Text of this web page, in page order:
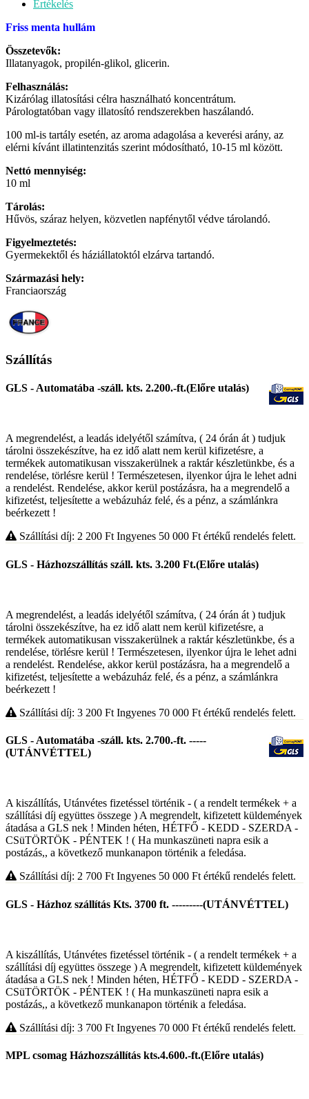
Értékelés
Friss menta hullám
Összetevők:
Illatanyagok, propilén-glikol, glicerin.
Felhasználás:
Kizárólag illatosítási célra használható koncentrátum.
Párologtatóban vagy illatosító rendszerekben haszálandó.
100 ml-is tartály esetén, az aroma adagolása a keverési arány, az
elérni kívánt illatintenzitás szerint módosítható, 10-15 ml között.
Nettó mennyiség:
10 ml
Tárolás:
Hűvös, száraz helyen, közvetlen napfénytől védve tárolandó.
Figyelmeztetés:
Gyermekektől és háziállatoktól elzárva tartandó.
Származási hely:
Franciaország
Szállítás
GLS - Automatába -száll. kts. 2.200.-ft.(Előre utalás)
A megrendelést, a leadás idelyétől számítva, ( 24 órán át ) tudjuk
tárolni összekészítve, ha ez idő alatt nem kerül kifizetésre, a
termékek automatikusan visszakerülnek a raktár készletünkbe, és a
rendelése, törlésre kerül ! Természetesen, ilyenkor újra le lehet adni
a rendelést. Rendelése, akkor kerül postázásra, ha a megrendelő a
kifizetést, teljesítette a webázuház felé, és a pénz, a számlánkra
beérkezett !
Szállítási díj: 2 200 Ft Ingyenes 50 000 Ftértékű rendelés felett.
GLS - Házhozszállítás száll. kts. 3.200 Ft.(Előre utalás)
A megrendelést, a leadás idelyétől számítva, ( 24 órán át ) tudjuk
tárolni összekészítve, ha ez idő alatt nem kerül kifizetésre, a
termékek automatikusan visszakerülnek a raktár készletünkbe, és a
rendelése, törlésre kerül ! Természetesen, ilyenkor újra le lehet adni
a rendelést. Rendelése, akkor kerül postázásra, ha a megrendelő a
kifizetést, teljesítette a webázuház felé, és a pénz, a számlánkra
beérkezett !
Szállítási díj: 3 200 Ft Ingyenes 70 000 Ft értékű rendelés felett.
GLS - Automatába -száll. kts. 2.700.-ft. -----
(UTÁNVÉTTEL)
A kiszállítás, Utánvétes fizetéssel történik - ( a rendelt termékek + a
szállítási díj együttes összege ) A megrendelt, kifizetett küldemények
átadása a GLS nek ! Minden héten, HÉTFŐ - KEDD - SZERDA -
CSüTÖRTÖK - PÉNTEK ! ( Ha munkaszüneti napra esik a
postázás,, a következő munkanapon történik a feledása.
Szállítási díj: 2 700 Ft Ingyenes 50 000 Ftértékű rendelés felett.
GLS - Házhoz szállítás Kts. 3700 ft. ---------(UTÁNVÉTTEL)
A kiszállítás, Utánvétes fizetéssel történik - ( a rendelt termékek + a
szállítási díj együttes összege ) A megrendelt, kifizetett küldemények
átadása a GLS nek ! Minden héten, HÉTFŐ - KEDD - SZERDA -
CSüTÖRTÖK - PÉNTEK ! ( Ha munkaszüneti napra esik a
postázás,, a következő munkanapon történik a feledása.
Szállítási díj: 3 700 Ft Ingyenes 70 000 Ft értékű rendelés felett.
MPL csomag Házhozszállítás kts.4.600.-ft.(Előre utalás)